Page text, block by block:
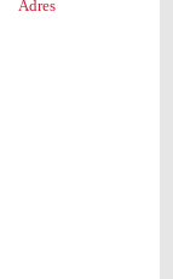
Adres